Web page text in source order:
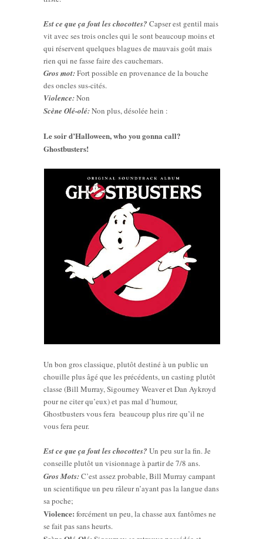
Est ce que ça fout les chocottes? Capser est gentil mais
vit avec ses trois oncles qui le sont beaucoup moins et
qui réservent quelques blagues de mauvais goût mais
rien qui ne fasse faire des cauchemars.
Gros mot:Fort possible en provenance de la bouche
des oncles sus-cités.
Violence:Non
Scène Olé-olé:Non plus, désolée hein :
Le soir d’Halloween, who you gonna call?
Ghostbusters!
Un bon gros classique, plutôt destiné à un public un
chouille plus âgé que les précédents, un casting plutôt
classe (Bill Murray, Sigourney Weaver et Dan Aykroyd
pour ne citer qu’eux) et pas mal d’humour,
Ghostbusters vous fera beaucoup plus rire qu’il ne
vous fera peur.
Est ce que ça fout les chocottes? Un peu sur la fin. Je
conseille plutôt un visionnage à partir de 7/8 ans.
Gros Mots:C’est assez probable, Bill Murray campant
un scientifique un peu râleur n’ayant pas la langue dans
sa poche;
Violence: forcément un peu, la chasse aux fantômes ne
se fait pas sans heurts.